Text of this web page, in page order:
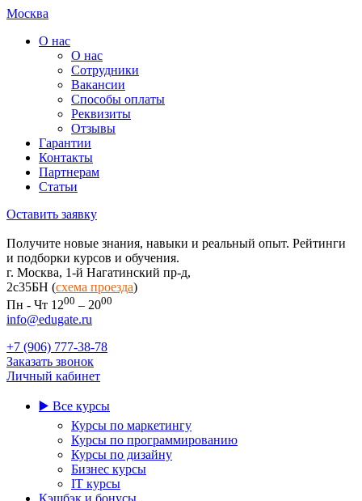
Москва
О нас
О нас
Сотрудники
Вакансии
Способы оплаты
Реквизиты
Отзывы
Гарантии
Контакты
Партнерам
Статьи
Оставить заявку
Получите новые знания, навыки и реальный опыт. Рейтинги
и подборки курсов и обучения.
г. Москва, 1-й Нагатинский пр-д,
2c35БН (схема проезда)
Пн - Чт 1200 – 2000
info@edugate.ru
+7 (906) 777-38-78
Заказать звонок
Личный кабинет
▶️ Все курсы
Курсы по маркетингу
Курсы по программированию
Курсы по дизайну
Бизнес курсы
IT курсы